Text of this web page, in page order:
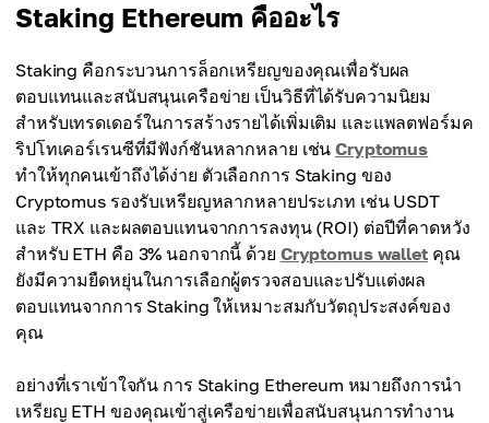
Staking Ethereum คืออะไร
Staking คือกระบวนการล็อกเหรียญของคุณเพื่อรับผล
ตอบแทนและสนับสนุนเครือข่าย เป็นวิธีที่ได้รับความนิยม
สำหรับเทรดเดอร์ในการสร้างรายได้เพิ่มเติม และแพลตฟอร์มค
ริปโทเคอร์เรนซีที่มีฟังก์ชันหลากหลาย เช่นCryptomus
ทำให้ทุกคนเข้าถึงได้ง่าย ตัวเลือกการ Staking ของ
Cryptomus รองรับเหรียญหลากหลายประเภท เช่น USDT
และ TRX และผลตอบแทนจากการลงทุน (ROI) ต่อปีที่คาดหวัง
สำหรับ ETH คือ 3% นอกจากนี้ ด้วย Cryptomus walletคุณ
ยังมีความยืดหยุ่นในการเลือกผู้ตรวจสอบและปรับแต่งผล
ตอบแทนจากการ Staking ให้เหมาะสมกับวัตถุประสงค์ของ
คุณ
อย่างที่เราเข้าใจกัน การ Staking Ethereum หมายถึงการนำ
เหรียญ ETH ของคุณเข้าสู่เครือข่ายเพื่อสนับสนุนการทำงาน